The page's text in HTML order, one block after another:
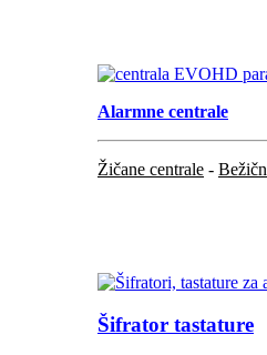
Alarmne centrale
Žičane centrale -
Šifrator tastature